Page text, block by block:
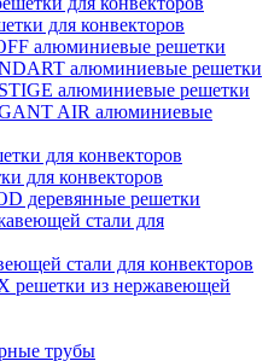
для конвекторов
алюминиевые решетки
алюминиевые решетки
алюминиевые решетки
AIR алюминиевые
для конвекторов
деревянные решетки
стали для конвекторов
решетки из нержавеющей